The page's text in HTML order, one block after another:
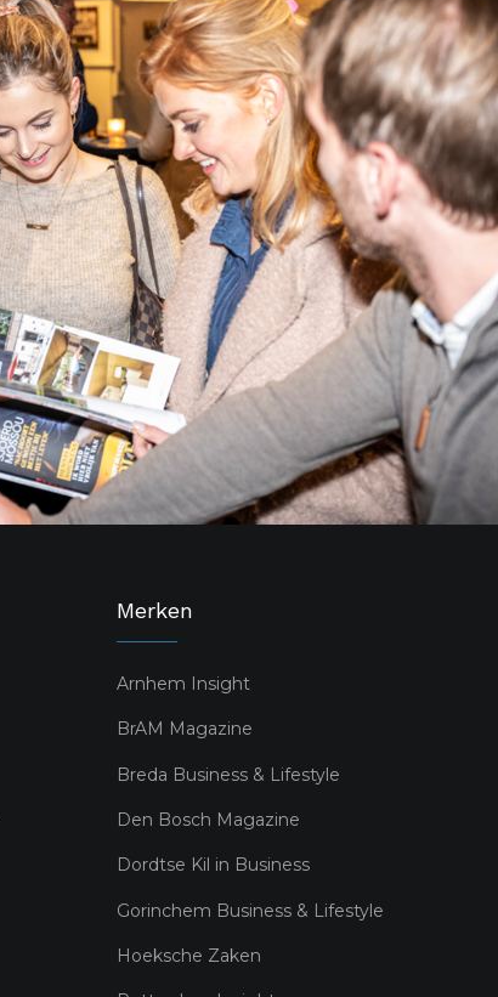
Merken
Arnhem Insight
BrAM Magazine
Breda Business & Lifestyle
Den Bosch Magazine
Dordtse Kil in Business
Gorinchem Business & Lifestyle
Hoeksche Zaken